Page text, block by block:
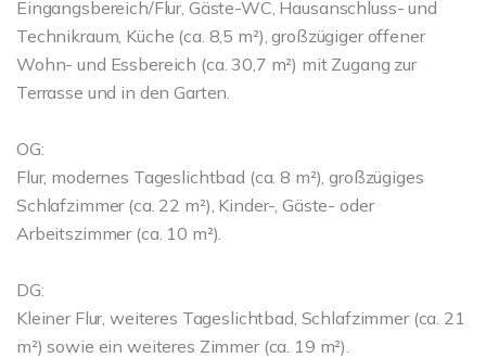
Eingangsbereich/Flur, Gäste-WC, Hausanschluss- und
Technikraum, Küche (ca. 8,5 m²), großzügiger offener
Wohn- und Essbereich (ca. 30,7 m²) mit Zugang zur
Terrasse und in den Garten.
OG:
Flur, modernes Tageslichtbad (ca. 8 m²), großzügiges
Schlafzimmer (ca. 22 m²), Kinder-, Gäste- oder
Arbeitszimmer (ca. 10 m²).
DG:
Kleiner Flur, weiteres Tageslichtbad, Schlafzimmer (ca. 21
m²) sowie ein weiteres Zimmer (ca. 19 m²).